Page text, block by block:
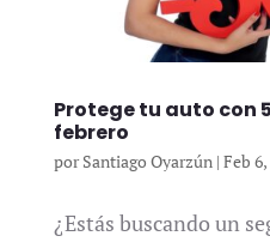
Protege tu auto con
febrero
porSantiago Oyarzún| Feb
¿Estás buscando un